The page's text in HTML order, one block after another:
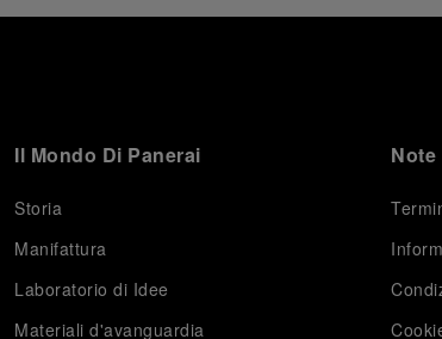
Il Mondo Di Panerai
Storia
Manifattura
Laboratorio di Idee
Materiali d'avanguardia